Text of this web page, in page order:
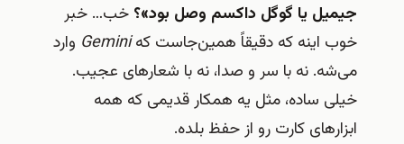
جیمیل یا گوگل داکسم وصل بود»؟ خب… خبر
خوب اینه که دقیقاً همین‌جاست کهGemini وارد
می‌شه. نه با سر و صدا، نه با شعارهای عجیب.
خیلی ساده، مثل یه همکار قدیمی که همه
ابزارهای کارت رو از حفظ بلده.